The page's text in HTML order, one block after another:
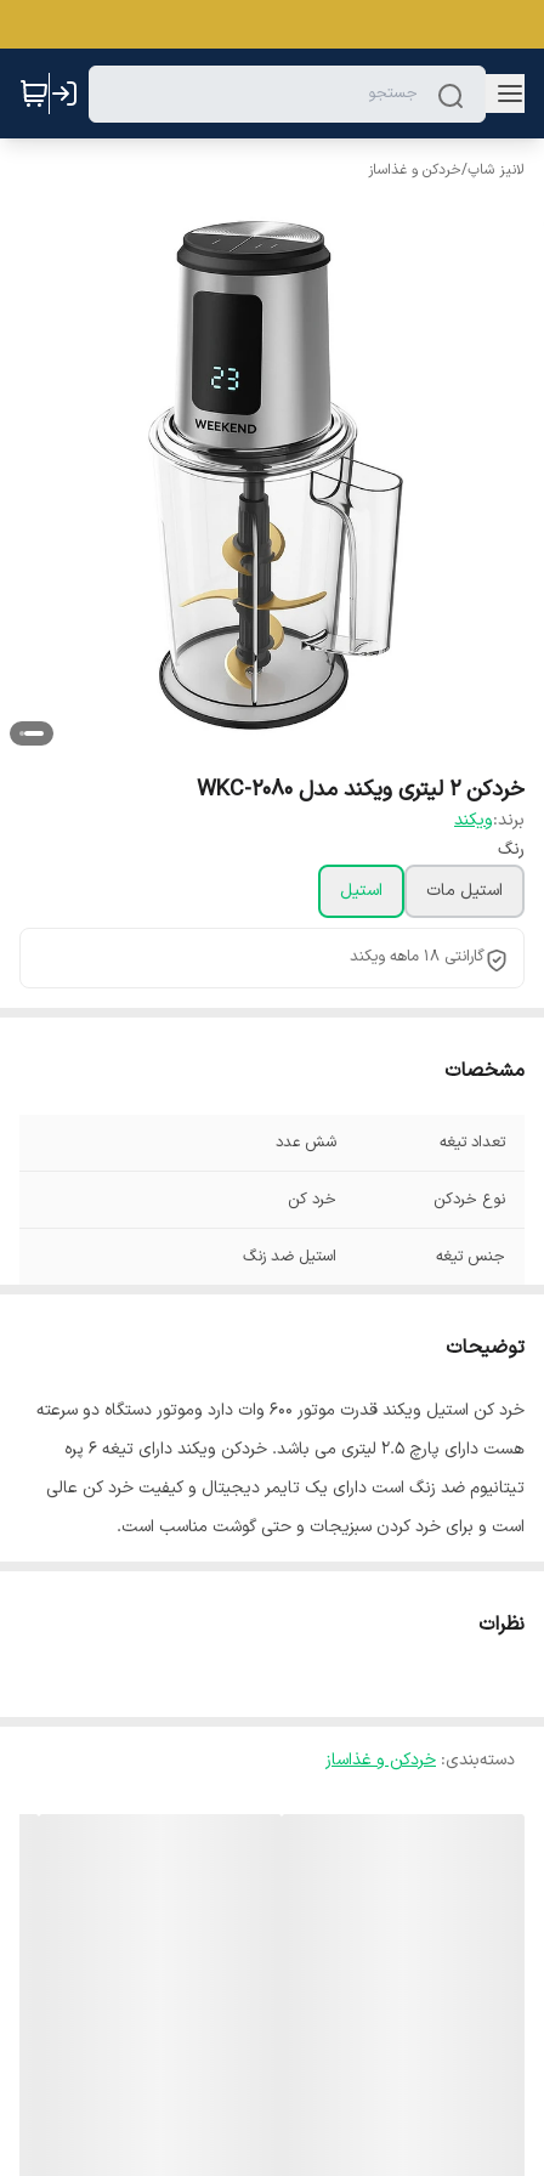
لانیز شاپ/خردکن و غذاساز
خردکن 2 لیتری ویکند مدل WKC-2080
برند:ویکند
رنگ
استیل مات
استیل
گارانتی 18 ماهه ویکند
مشخصات
تعداد تیغه شش عدد
نوع خردکن خرد کن
جنس تیغه استیل ضد زنگ
جنس بدنه
سایر اقلام همراه
تیغه و کاسه شیشه ای
توضیحات
خرد کن استیل ویکند قدرت موتور ۶۰۰ وات دارد وموتور دستگاه دو سرعته
هست دارای پارچ ۲.۵ لیتری می باشد. خردکن ویکند دارای تیغه ۶ پره
تیتانیوم ضد زنگ است دارای یک تایمر دیجیتال و کیفیت خرد کن عالی
است و برای خرد کردن سبزیجات و حتی گوشت مناسب است.
نظرات
دسته‌بندی: خردکن و غذاساز